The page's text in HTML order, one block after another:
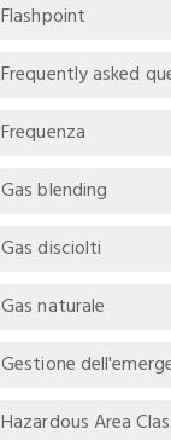
Flashpoint
Frequently asked
Frequenza
Gas blending
Gas disciolti
Gas naturale
Gestione
Hazardous Area